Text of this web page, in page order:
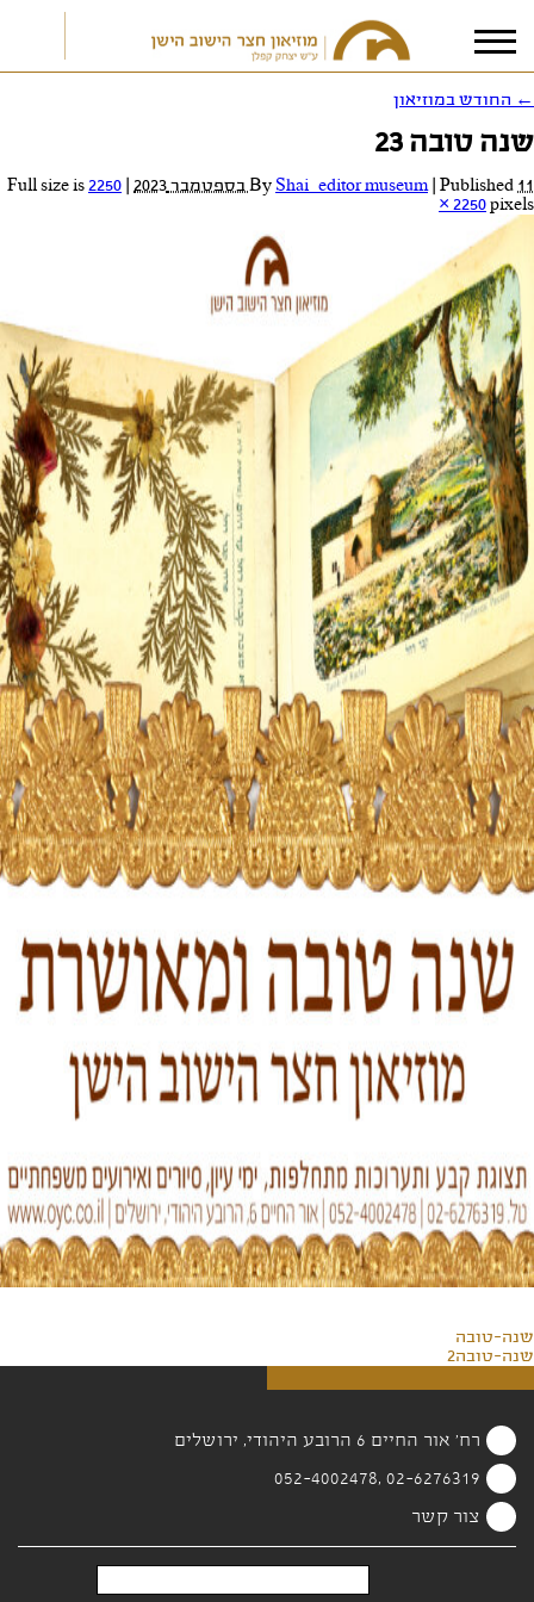
אני מאשר/ת את
← החודש במוזיאון
שנה טובה 23
By Shai_editor museum Published 11 בספטמבר 2023
2250
× 2250pixels
שנה-טובה
שנה-טובה2
רח' אור החיים 6 הרובע היהודי, ירושלים
02-6276319 ,052-4002478
צור קשר